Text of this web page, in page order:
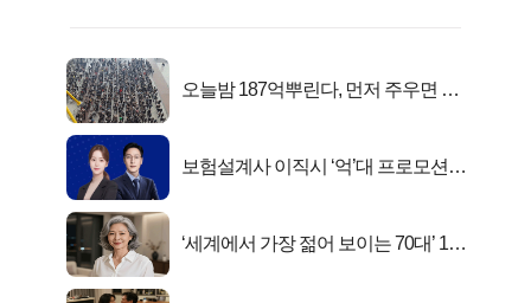
오늘밤 187억뿌린다, 먼저 주우면 최
보험설계사 이직시 ‘억’대 프로모션!
‘세계에서 가장 젊어 보이는 70대’ 1위